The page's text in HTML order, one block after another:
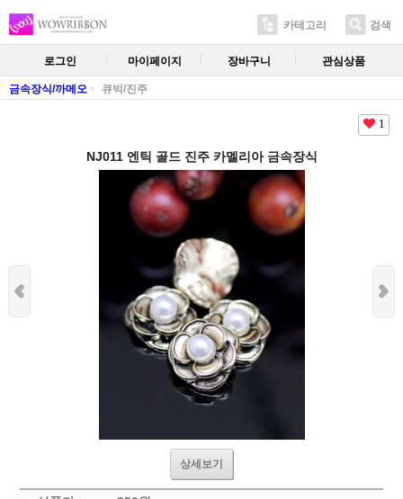
카테고리 검색
로그인 마이페이지 장바구니 관심상품
금속장식/까메오 큐빅/진주
1
NJ011 엔틱 골드 진주 카멜리아 금속장식
상세보기